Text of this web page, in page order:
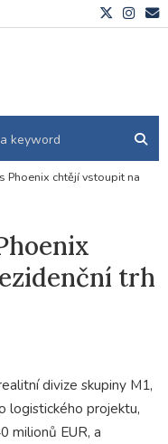
Phoenix chtějí vstoupit na
trh
divize skupiny M1,
logistického projektu,
milionů EUR, a